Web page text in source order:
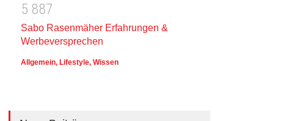
5 887
Sabo Rasenmäher Erfahrungen &
Werbeversprechen
Allgemein, Lifestyle, Wissen